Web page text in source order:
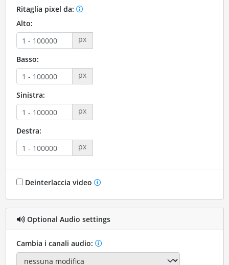
Ritaglia pixel da:
Alto:
px
Basso:
px
Sinistra:
px
Destra:
px
Deinterlaccia video
Optional Audio settings
Cambia i canali audio: